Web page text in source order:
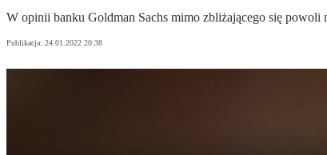
W opinii banku Goldman Sachs mimo zbliżającego się powoli
Publikacja: 24.01.2022 20:38